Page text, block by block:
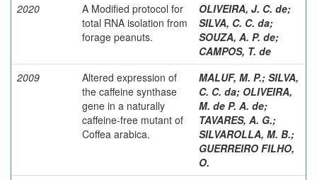
2020
A Modified protocol for
total RNA isolation from
forage peanuts.
OLIVEIRA, J. C. de;
SILVA, C. C. da;
SOUZA, A. P. de;
CAMPOS, T. de
2009
Altered expression of
the caffeine synthase
gene in a naturally
caffeine-free mutant of
Coffea arabica.
MALUF, M. P.; SILVA,
C. C. da; OLIVEIRA,
M. de P. A. de;
TAVARES, A. G.;
SILVAROLLA, M. B.;
GUERREIRO FILHO,
O.